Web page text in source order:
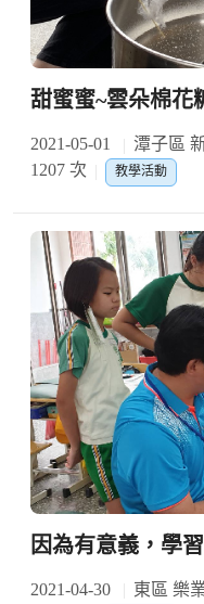
甜蜜蜜~雲朵棉花
2021-05-01 潭子區
1207 次
教學活動
因為有意義，學
2021-04-30 東區 樂